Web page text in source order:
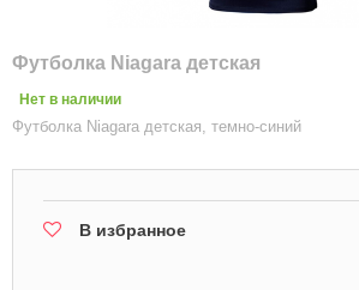
Футболка Niagara детская
Нет в наличии
Футболка Niagara детская, темно-синий
В избранное